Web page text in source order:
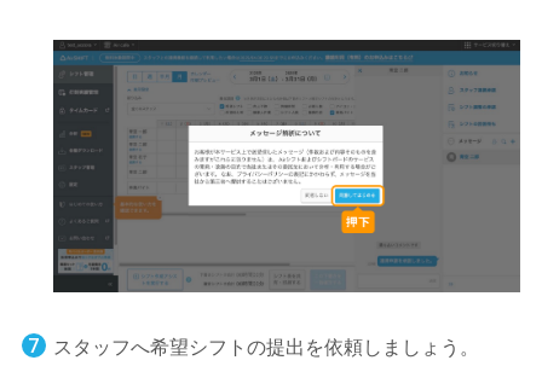
スタッフへ希望シフトの提出を依頼しましょう。